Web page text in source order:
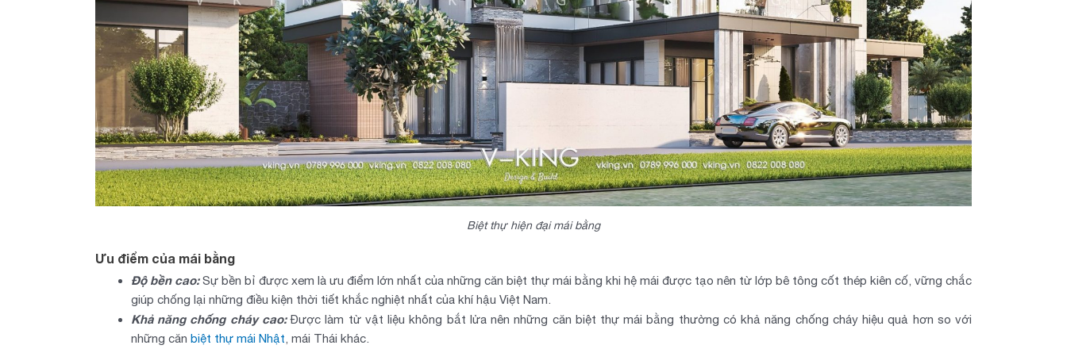
Biệt thự hiện đại mái bằng
Ưu điểm của mái bằng
Độ bền cao:Sự bền bỉ được xem là ưu điểm lớn nhất của những căn biệt thự mái bằng khi hệ mái được tạo nên từ lớp bê tông cốt thép kiên cố, vững chắc
giúp chống lại những điều kiện thời tiết khắc nghiệt nhất của khí hậu Việt Nam.
Khả năng chống cháy cao:Được làm từ vật liệu không bắt lửa nên những căn biệt thự mái bằng thường có khả năng chống cháy hiệu quả hơn so với
những căn biệt thự mái Nhật , mái Thái khác.